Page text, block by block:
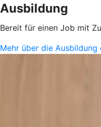
Ausbildung
Bereit für einen Job mit
Mehr über die Ausbildung